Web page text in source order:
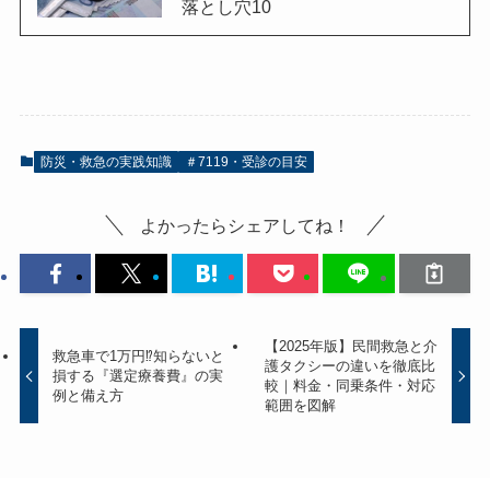
落とし穴10
防災・救急の実践知識 ＃7119・受診の目安
よかったらシェアしてね！
救急車で1万円⁉知らないと
損する『選定療養費』の実
例と備え方
【2025年版】民間救急と介
護タクシーの違いを徹底比
較｜料金・同乗条件・対応
範囲を図解